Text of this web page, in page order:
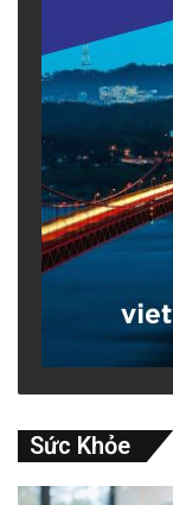
Sức Khỏe